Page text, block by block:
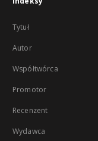
Tytuł
Autor
Współtwórca
Promotor
Recenzent
Wydawca